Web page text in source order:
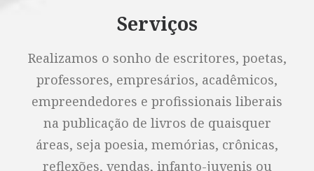
Serviços
Realizamos o sonho de escritores, poetas,
professores, empresários, acadêmicos,
empreendedores e profissionais liberais
na publicação de livros de quaisquer
áreas, seja poesia, memórias, crônicas,
reflexões, vendas, infanto-juvenis ou